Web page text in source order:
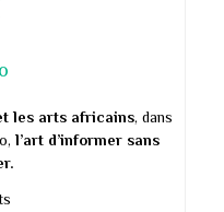
les arts africains, dans
l’art d’informer sans